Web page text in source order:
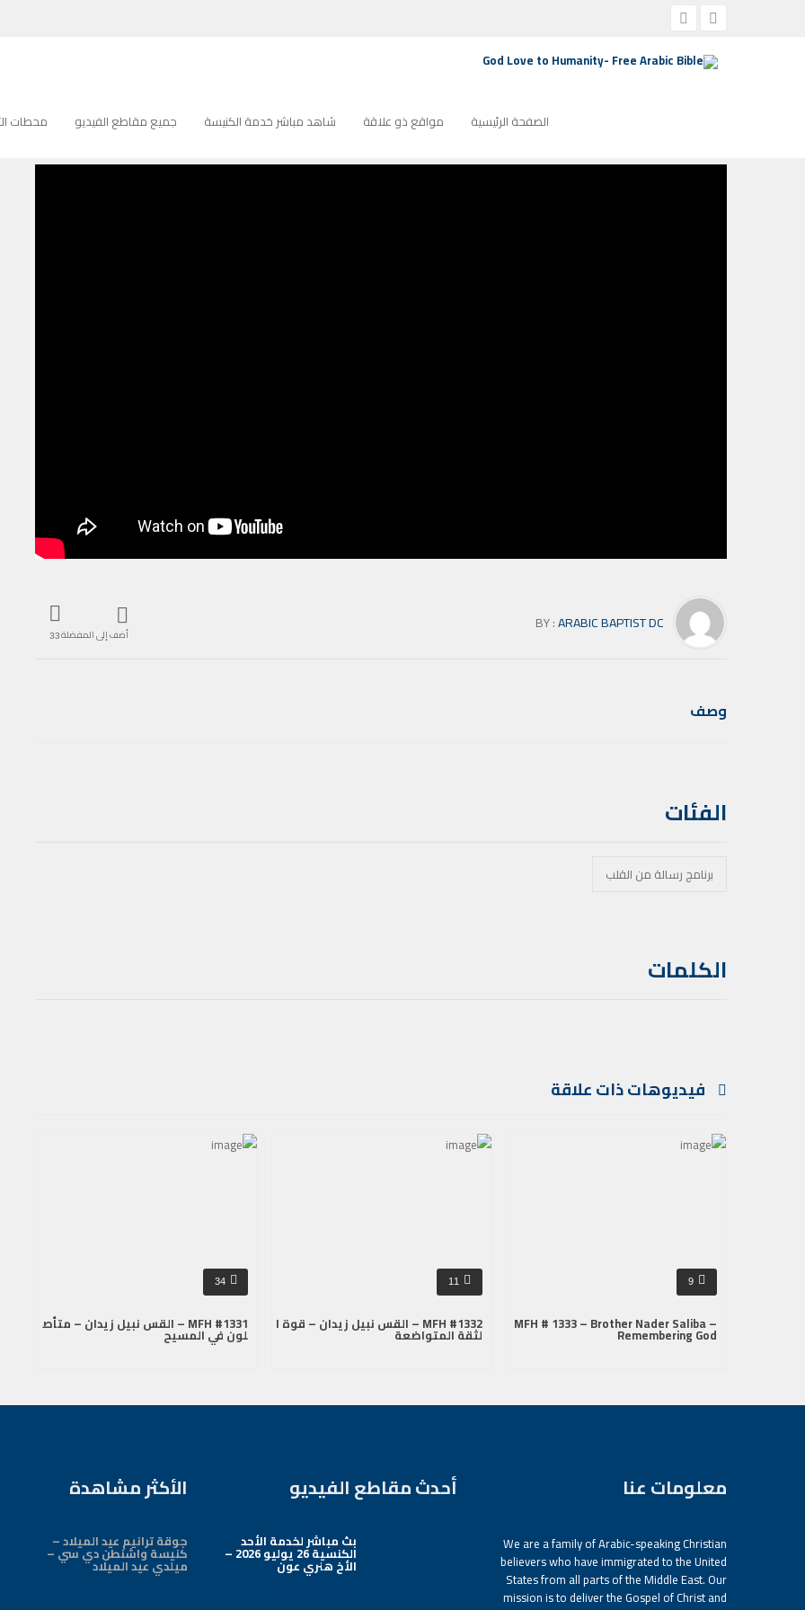
الصفحة الرئيسية مواقع ذو علاقة شاهد مباشر خدمة الكنيسة جميع مقاطع الفيديو محطات
الصفحة الرئيسية برنامج رسالة من القلب MFH #1076 القس ناشد غالي- تأثير الإنجيل للأفراد
أضف إلى المفضلة33
BY :ARABIC BAPTIST DC
وصف
الفئات
برنامج رسالة من القلب
الكلمات
فيديوهات ذات علاقة
9
MFH # 1333 – Brother Nader Saliba –
Remembering God
11
MFH #1332 – القس نبيل زيدان – قوة ا
لثقة المتواضعة
34
MFH #1331 – القس نبيل زيدان – متأص
لون في المسيح
معلومات عنا
We are a family of Arabic-speaking Christian
believers who have immigrated to the United
States from all parts of the Middle East. Our
mission is to deliver the Gospel of Christ and
أحدث مقاطع الفيديو
بث مباشر لخدمة الأحد
الكنسية 26 يوليو 2026 –
الأخ هنري عون
الأكثر مشاهدة
جوقة ترانيم عيد الميلاد –
كنيسة واشنطن دي سي –
ميلدي عيد الميلاد